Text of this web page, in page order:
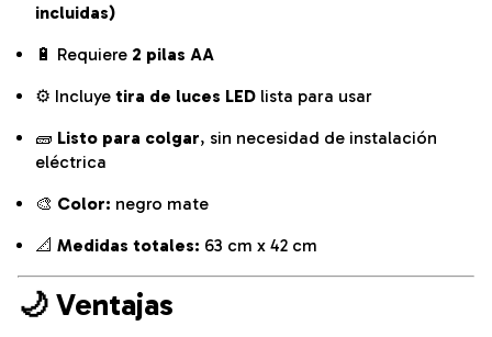
incluidas)
🔋 Requiere 2 pilas AA
⚙️ Incluye tira de luces LED lista para usar
🧱 Listo para colgar, sin necesidad de instalación
eléctrica
🎨 Color: negro mate
📐 Medidas totales: 63 cm x 42 cm
🌙 Ventajas